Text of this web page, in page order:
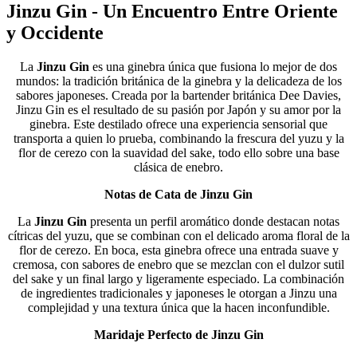
Jinzu Gin - Un Encuentro Entre Oriente
y Occidente
La Jinzu Gin es una ginebra única que fusiona lo mejor de dos
mundos: la tradición británica de la ginebra y la delicadeza de los
sabores japoneses. Creada por la bartender británica Dee Davies,
Jinzu Gin es el resultado de su pasión por Japón y su amor por la
ginebra. Este destilado ofrece una experiencia sensorial que
transporta a quien lo prueba, combinando la frescura del yuzu y la
flor de cerezo con la suavidad del sake, todo ello sobre una base
clásica de enebro.
Notas de Cata de Jinzu Gin
La Jinzu Gin presenta un perfil aromático donde destacan notas
cítricas del yuzu, que se combinan con el delicado aroma floral de la
flor de cerezo. En boca, esta ginebra ofrece una entrada suave y
cremosa, con sabores de enebro que se mezclan con el dulzor sutil
del sake y un final largo y ligeramente especiado. La combinación
de ingredientes tradicionales y japoneses le otorgan a Jinzu una
complejidad y una textura única que la hacen inconfundible.
Maridaje Perfecto de Jinzu Gin